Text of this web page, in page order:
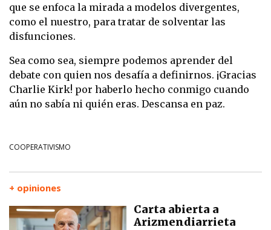
que se enfoca la mirada a modelos divergentes,
como el nuestro, para tratar de solventar las
disfunciones.
Sea como sea, siempre podemos aprender del
debate con quien nos desafía a definirnos. ¡Gracias
Charlie Kirk! por haberlo hecho conmigo cuando
aún no sabía ni quién eras. Descansa en paz.
COOPERATIVISMO
+ opiniones
Carta abierta a
Arizmendiarrieta